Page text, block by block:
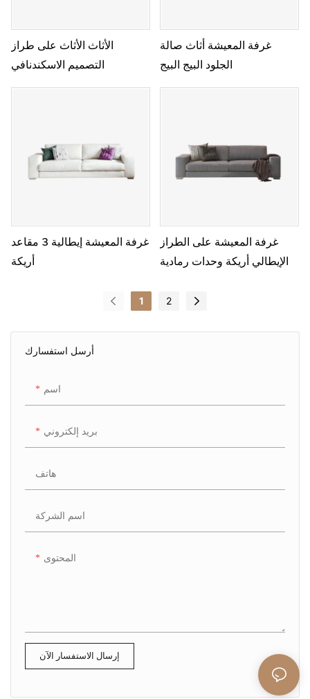
أرسل استفسارك
اسم
بريد إلكتروني
هاتف
اسم الشركة
المحتوى
إرسال الاستفسار الآن
الأثاث الأثاث على طراز
التصميم الاسكندنافي
غرفة المعيشة أثاث صالة
الجلود البيج البيج
غرفة المعيشة إيطالية 3 مقاعد
أريكة
غرفة المعيشة على الطراز
الإيطالي أريكة وحدات رمادية
1 2